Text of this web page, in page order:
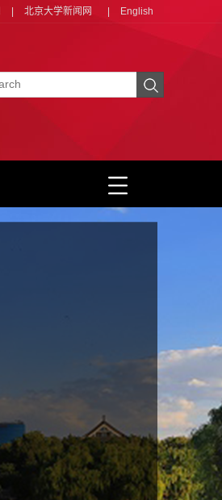
北京大学新闻网 English